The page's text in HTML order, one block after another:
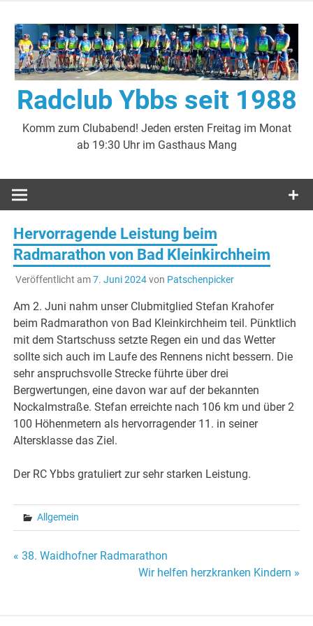
Inhalt
springen
Radclub Ybbs seit 1988
Komm zum Clubabend! Jeden ersten Freitag im Monat
ab 19:30 Uhr im Gasthaus Mang
Hervorragende Leistung beim
Radmarathon von Bad Kleinkirchheim
Veröffentlicht am7. Juni 2024von Patschenpicker
Am 2. Juni nahm unser Clubmitglied Stefan Krahofer
beim Radmarathon von Bad Kleinkirchheim teil. Pünktlich
mit dem Startschuss setzte Regen ein und das Wetter
sollte sich auch im Laufe des Rennens nicht bessern. Die
sehr anspruchsvolle Strecke führte über drei
Bergwertungen, eine davon war auf der bekannten
Nockalmstraße. Stefan erreichte nach 106 km und über 2
100 Höhenmetern als hervorragender 11. in seiner
Altersklasse das Ziel.
Der RC Ybbs gratuliert zur sehr starken Leistung.
Allgemein
Beitragsnavigation
« 38. Waidhofner Radmarathon
Wir helfen herzkranken Kindern »